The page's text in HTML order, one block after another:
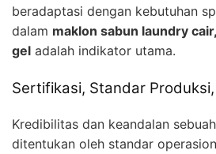
beradaptasi dengan kebutuhan
dalam maklon sabun laundry
gel adalah indikator utama.
Sertifikasi, Standar
Kredibilitas dan keandalan
ditentukan oleh standar